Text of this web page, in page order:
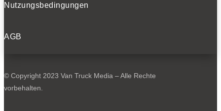
Nutzungsbedingungen
AGB
© Copyright 2023 Van Truck Media – Alle Rechte
vorbehalten.